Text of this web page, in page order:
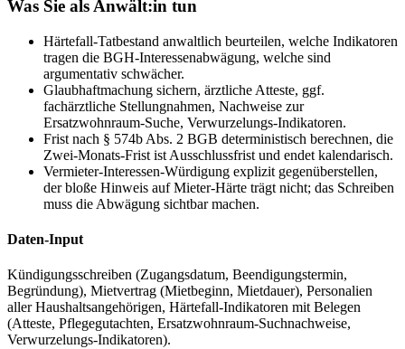
Was Sie als Anwält:in tun
Härtefall-Tatbestand anwaltlich beurteilen, welche Indikatoren
tragen die BGH-Interessenabwägung, welche sind
argumentativ schwächer.
Glaubhaftmachung sichern, ärztliche Atteste, ggf.
fachärztliche Stellungnahmen, Nachweise zur
Ersatzwohnraum-Suche, Verwurzelungs-Indikatoren.
Frist nach § 574b Abs. 2 BGB deterministisch berechnen, die
Zwei-Monats-Frist ist Ausschlussfrist und endet kalendarisch.
Vermieter-Interessen-Würdigung explizit gegenüberstellen,
der bloße Hinweis auf Mieter-Härte trägt nicht; das Schreiben
muss die Abwägung sichtbar machen.
Daten-Input
Kündigungsschreiben (Zugangsdatum, Beendigungstermin,
Begründung), Mietvertrag (Mietbeginn, Mietdauer), Personalien
aller Haushaltsangehörigen, Härtefall-Indikatoren mit Belegen
(Atteste, Pflegegutachten, Ersatzwohnraum-Suchnachweise,
Verwurzelungs-Indikatoren).